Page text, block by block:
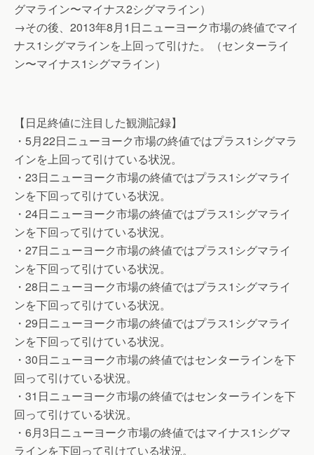
グマライン〜マイナス2シグマライン）
→その後、2013年8月1日ニューヨーク市場の終値でマイ
ナス1シグマラインを上回って引けた。（センターライ
ン〜マイナス1シグマライン）
【日足終値に注目した観測記録】
・5月22日ニューヨーク市場の終値ではプラス1シグマラ
インを上回って引けている状況。
・23日ニューヨーク市場の終値ではプラス1シグマライ
ンを下回って引けている状況。
・24日ニューヨーク市場の終値ではプラス1シグマライ
ンを下回って引けている状況。
・27日ニューヨーク市場の終値ではプラス1シグマライ
ンを下回って引けている状況。
・28日ニューヨーク市場の終値ではプラス1シグマライ
ンを下回って引けている状況。
・29日ニューヨーク市場の終値ではプラス1シグマライ
ンを下回って引けている状況。
・30日ニューヨーク市場の終値ではセンターラインを下
回って引けている状況。
・31日ニューヨーク市場の終値ではセンターラインを下
回って引けている状況。
・6月3日ニューヨーク市場の終値ではマイナス1シグマ
ラインを下回って引けている状況。